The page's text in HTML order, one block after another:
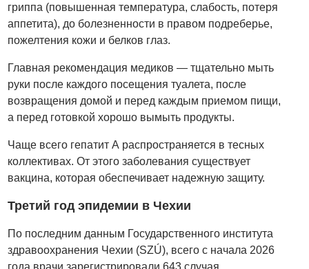
гриппа (повышенная температура, слабость, потеря
аппетита), до болезненности в правом подреберье,
пожелтения кожи и белков глаз.
Главная рекомендация медиков — тщательно мыть
руки после каждого посещения туалета, после
возвращения домой и перед каждым приемом пищи,
а перед готовкой хорошо вымыть продукты.
Чаще всего гепатит А распространяется в тесных
коллективах. От этого заболевания существует
вакцина, которая обеспечивает надежную защиту.
Третий год эпидемии в Чехии
По последним данным Государственного института
здравоохранения Чехии (SZÚ), всего с начала 2026
года врачи зарегистрировали 643 случая